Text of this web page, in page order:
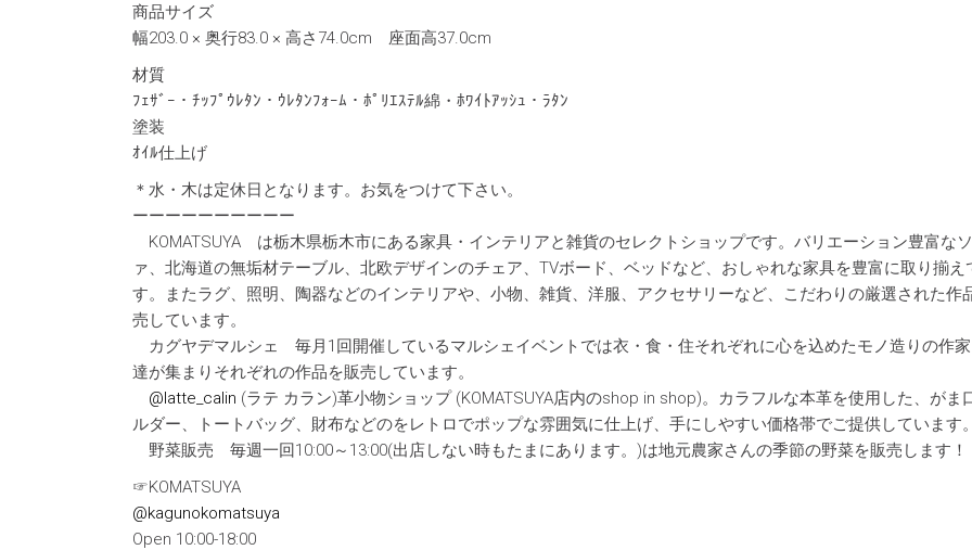
商品サイズ
幅203.0 × 奥行83.0 × 高さ74.0cm 座面高37.0cm
材質
ﾌｪｻﾞｰ・ﾁｯﾌﾟｳﾚﾀﾝ・ｳﾚﾀﾝﾌｫｰﾑ・ﾎﾟﾘｴｽﾃﾙ綿・ﾎﾜｲﾄｱｯｼｭ・ﾗﾀﾝ
塗装
ｵｲﾙ仕上げ
＊水・木は定休日となります。お気をつけて下さい。
ーーーーーーーーーー
KOMATSUYA は栃木県栃木市にある家具・インテリアと雑貨のセレクトショップです。バリエーション豊富な
ァ、北海道の無垢材テーブル、北欧デザインのチェア、TVボード、ベッドなど、おしゃれな家具を豊富に取り揃え
す。またラグ、照明、陶器などのインテリアや、小物、雑貨、洋服、アクセサリーなど、こだわりの厳選された作
売しています。
カグヤデマルシェ 毎月1回開催しているマルシェイベントでは衣・食・住それぞれに心を込めたモノ造りの作
達が集まりそれぞれの作品を販売しています。
@latte_calin (ラテ カラン)革小物ショップ (KOMATSUYA店内のshop in shop)。カラフルな本革を使用した、がま
ルダー、トートバッグ、財布などのをレトロでポップな雰囲気に仕上げ、手にしやすい価格帯でご提供しています
野菜販売 毎週一回10:00～13:00(出店しない時もたまにあります。)は地元農家さんの季節の野菜を販売します！
☞KOMATSUYA
@kagunokomatsuya
Open 10:00-18:00